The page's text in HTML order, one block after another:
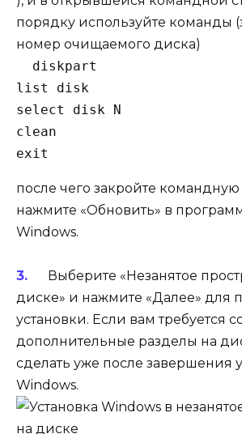
порядку используйте команды
номер очищаемого диска)
  diskpart
list disk
select disk N
clean
exit
после чего закройте командную
нажмите «Обновить» в
Windows.
Выберите «Незанятое
диске» и нажмите «Далее» для
установки. Если вам требуется
дополнительные разделы на
сделать уже после завершения
Windows.